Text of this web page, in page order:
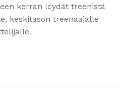
kerran löydät treenistä
keskitason treenaajalle